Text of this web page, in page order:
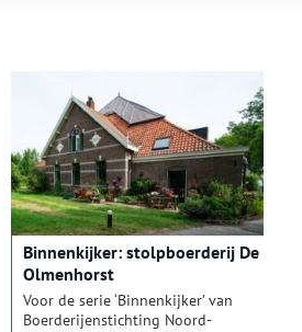
Binnenkijker: stolpboerderij De
Olmenhorst
Voor de serie ‘Binnenkijker’ van
Boerderijenstichting Noord-